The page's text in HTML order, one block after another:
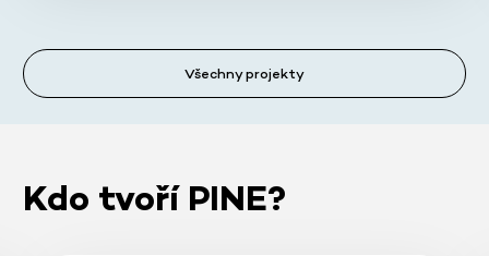
Všechny projekty
Kdo tvoří PINE?